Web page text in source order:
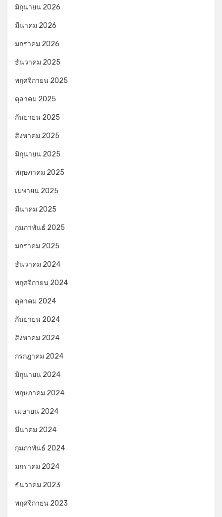
มิถุนายน 2026
มีนาคม 2026
มกราคม 2026
ธันวาคม 2025
พฤศจิกายน 2025
ตุลาคม 2025
กันยายน 2025
สิงหาคม 2025
มิถุนายน 2025
พฤษภาคม 2025
เมษายน 2025
มีนาคม 2025
กุมภาพันธ์ 2025
มกราคม 2025
ธันวาคม 2024
พฤศจิกายน 2024
ตุลาคม 2024
กันยายน 2024
สิงหาคม 2024
กรกฎาคม 2024
มิถุนายน 2024
พฤษภาคม 2024
เมษายน 2024
มีนาคม 2024
กุมภาพันธ์ 2024
มกราคม 2024
ธันวาคม 2023
พฤศจิกายน 2023